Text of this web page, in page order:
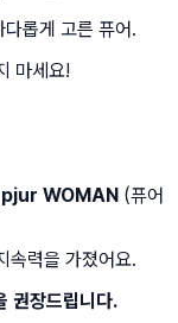
롭게 고른 퓨어.
마세요!
pjur WOMAN (퓨어
속력을 가졌어요.
권장드립니다.